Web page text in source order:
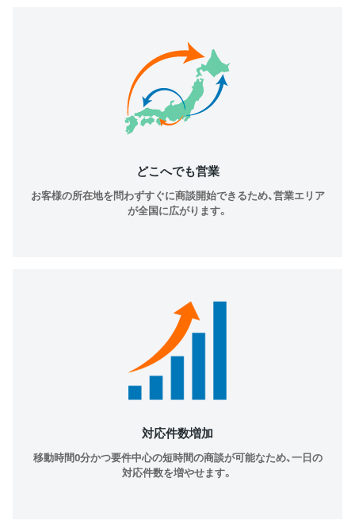
どこへでも営業
お客様の所在地を問わずすぐに商談開始できるため、営業エリア
が全国に広がります。
対応件数増加
移動時間0分かつ要件中心の短時間の商談が可能なため、一日の
対応件数を増やせます。